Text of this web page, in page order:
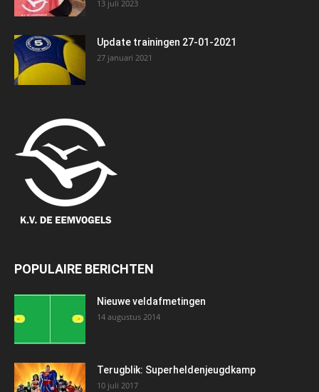
13 juli 2023
Update trainingen 27-01-2021
27 januari 2021
POPULAIRE BERICHTEN
Nieuwe veldafmetingen
14 augustus 2014
Terugblik: Superheldenjeugdkamp
10 juli 2017